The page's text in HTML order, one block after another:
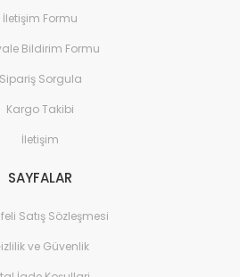
İletişim Formu
Bildirim Formu
Sipariş Sorgula
Kargo Takibi
İletişim
SAYFALAR
Satış Sözleşmesi
ve Güvenlik